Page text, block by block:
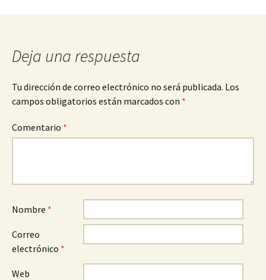
Deja una respuesta
Tu dirección de correo electrónico no será publicada. Los
campos obligatorios están marcados con *
Comentario *
Nombre *
Correo
electrónico *
Web